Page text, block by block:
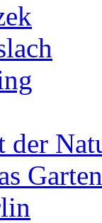
der
Garten